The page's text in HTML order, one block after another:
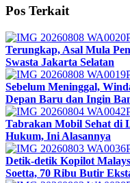
Pos Terkait
Terungkap, Asal Mula
Swasta Jakarta Selatan
Sebelum Meninggal,
Depan Baru dan Ingin
Tabrakan Mobil Sehat di
Hukum, Ini Alasannya
Detik-detik Kopilot
Soetta, 70 Ribu Butir